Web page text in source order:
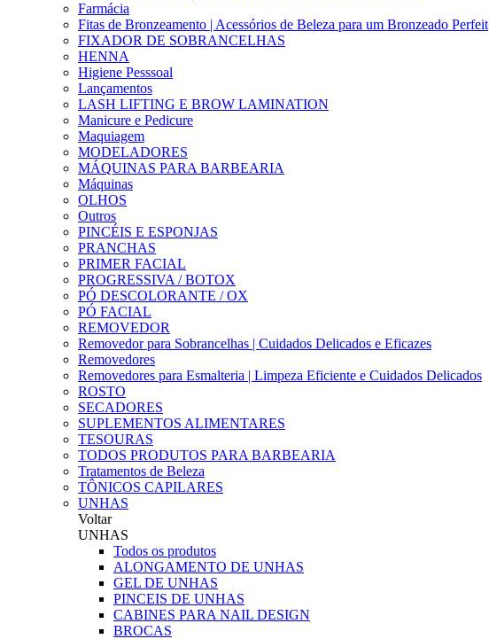
Farmácia
Fitas de Bronzeamento | Acessórios de Beleza para um Bronzeado Perfeit
FIXADOR DE SOBRANCELHAS
HENNA
Higiene Pesssoal
Lançamentos
LASH LIFTING E BROW LAMINATION
Manicure e Pedicure
Maquiagem
MODELADORES
MÁQUINAS PARA BARBEARIA
Máquinas
OLHOS
Outros
PINCÉIS E ESPONJAS
PRANCHAS
PRIMER FACIAL
PROGRESSIVA / BOTOX
PÓ DESCOLORANTE / OX
PÓ FACIAL
REMOVEDOR
Removedor para Sobrancelhas | Cuidados Delicados e Eficazes
Removedores
Removedores para Esmalteria | Limpeza Eficiente e Cuidados Delicados
ROSTO
SECADORES
SUPLEMENTOS ALIMENTARES
TESOURAS
TODOS PRODUTOS PARA BARBEARIA
Tratamentos de Beleza
TÔNICOS CAPILARES
UNHAS
Voltar
UNHAS
Todos os produtos
ALONGAMENTO DE UNHAS
GEL DE UNHAS
PINCEIS DE UNHAS
CABINES PARA NAIL DESIGN
BROCAS